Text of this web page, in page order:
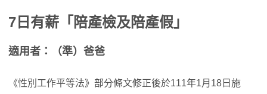
7日有薪「陪產檢及陪產假」
適用者：（準）爸爸
《性別工作平等法》部分條文修正後於111年1月18日施